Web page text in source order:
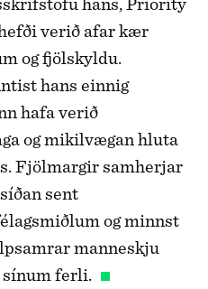
verið afar kær
og fjölskyldu.
hans einnig
hafa verið
og mikilvægan hluta
Fjölmargir samherjar
sent
og minnst
manneskju
ferli.